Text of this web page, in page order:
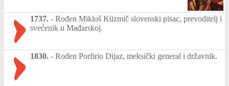
1737. - Rođen Mikloš Küzmič slovenski pisac, prevoditelj i
svećenik u Mađarskoj.
1830. - Rođen Porfirio Dijaz, meksički general i državnik.